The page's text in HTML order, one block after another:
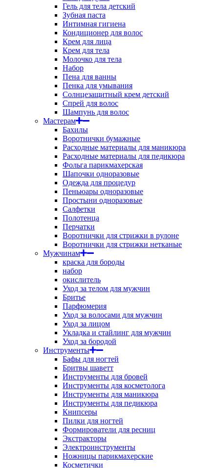
Гель для тела детский
Зубная паста
Интимная гигиена
Кондиционер для волос
Крем для лица
Крем для тела
Молочко для тела
Набор
Пена для ванны
Пенка для умывания
Солнцезащитный крем детский
Спрей для волос
Шампунь для волос
Мастерам
Бахилы
Воротнички бумажные
Расходные материалы для маникюра
Расходные материалы для педикюра
Фольга парикмахерская
Шапочки одноразовые
Одежда для процедур
Пеньюары одноразовые
Простыни одноразовые
Салфетки
Полотенца
Перчатки
Воротнички для стрижки в рулоне
Воротнички для стрижки нетканые
Мужчинам
краска для бороды
набор
окислитель
Уход за телом для мужчин
Бритье
Парфюмерия
Уход за волосами для мужчин
Уход за лицом
Укладка и стайлинг для мужчин
Уход за бородой
Инструменты
Бафы для ногтей
Бритвы шаветт
Инструменты для бровей
Инструменты для косметолога
Инструменты для маникюра
Инструменты для педикюра
Книпсеры
Пилки для ногтей
Формирователи для ресниц
Экстракторы
Электроинструменты
Ножницы парикмахерские
Косметички